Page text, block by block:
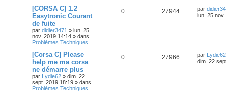
[CORSA C] 1.2
Easytronic Courant
de fuite
par didier3471 » lun. 25
nov. 2019 14:14 » dans
Problèmes Techniques
0 27944 par
lun. 25
[Corsa C] Please
help me ma corsa
ne démarre plus
par Lydie62 » dim. 22
sept. 2019 18:19 » dans
Problèmes Techniques
0 27966 par Lydie62
dim. 22